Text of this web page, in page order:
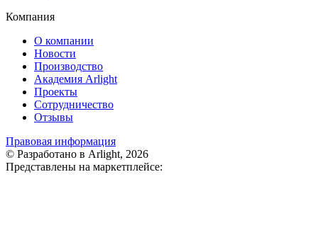
Компания
О компании
Новости
Производство
Академия Arlight
Проекты
Сотрудничество
Отзывы
Правовая информация
© Разработано в Arlight, 2026
Представлены на маркетплейсе: